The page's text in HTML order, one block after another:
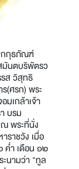
กกุธภัณฑ์
มันตบริพัตรว
ส วิสุทธิ
(ศรก) พระ
มเกล้าเจ้า
บรม
ณ พระที่นั่ง
ราชวัง เมื่อ
ำ เดือน ๑๒
นามว่า "ทูล